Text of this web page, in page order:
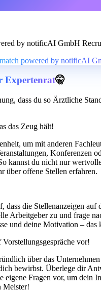
by notificAI GmbH
powered by notificAI
Expertenrat🤫
dass du so Ärztliche
das Zeug hält!
um mit anderen
Konferenzen
kannst du nicht nur
über offene Stellen erfahren.
dass die Stellenanzeigen auf
Arbeitgeber zu und frage
und deine Motivation – das
vor!
über das
bewirbst. Überlege dir
eigene Fragen vor, um dein
Meister!